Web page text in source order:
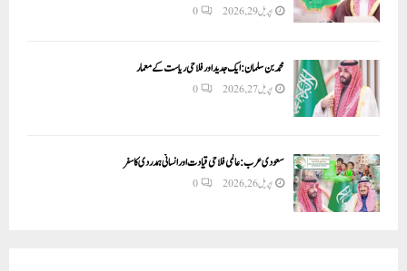
اپریل 29, 2026 0
محمد بن سلمان: ایک جدید اور فلاحی ریاست کے معمار
اپریل 27, 2026 0
سعودی عرب: عالمی فلاحی قیادت اور انسانی ہمدردی کا سفر
اپریل 26, 2026 0